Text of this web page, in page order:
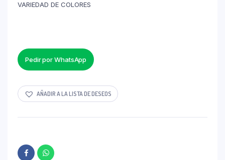
VARIEDAD DE COLORES
Pedir por WhatsApp
AÑADIR A LA LISTA DE DESEOS